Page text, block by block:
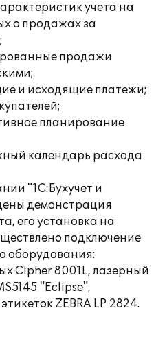
учета на
о продажах за
продажи
и исходящие платежи;
планирование
календарь расхода
"1С:Бухучет и
демонстрация
его установка на
подключение
оборудования:
Cipher 8001L, лазерный
"Eclipse",
ZEBRA LP 2824.